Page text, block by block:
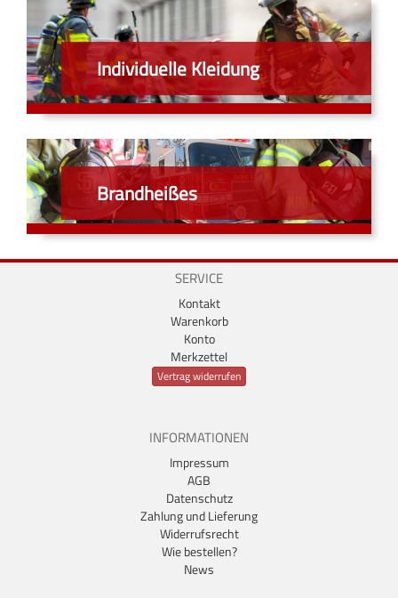
Individuelle Kleidung
Brandheißes
SERVICE
Kontakt
Warenkorb
Konto
Merkzettel
Vertrag widerrufen
INFORMATIONEN
Impressum
AGB
Datenschutz
Zahlung und Lieferung
Widerrufsrecht
Wie bestellen?
News